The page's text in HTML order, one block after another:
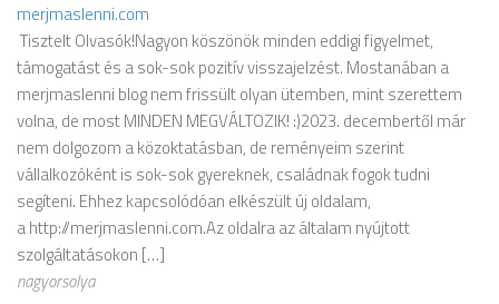
merjmaslenni.com
Tisztelt Olvasók!Nagyon köszönök minden eddigi figyelmet,
támogatást és a sok-sok pozitív visszajelzést. Mostanában a
merjmaslenni blog nem frissült olyan ütemben, mint szerettem
volna, de most MINDEN MEGVÁLTOZIK! :)2023. decembertől már
nem dolgozom a közoktatásban, de reményeim szerint
vállalkozóként is sok-sok gyereknek, családnak fogok tudni
segíteni. Ehhez kapcsolódóan elkészült új oldalam,
a http://merjmaslenni.com.Az oldalra az általam nyújtott
szolgáltatásokon […]
nagyorsolya